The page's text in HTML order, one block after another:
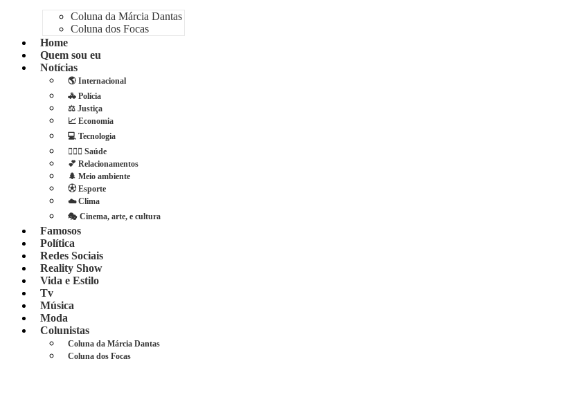
Coluna da Márcia Dantas
Coluna dos Focas
Home
Quem sou eu
Notícias
🌎 Internacional
🚓 Polícia
⚖️ Justiça
📈 Economia
💻 Tecnologia
👩🏻‍⚕️ Saúde
💕 Relacionamentos
🌲 Meio ambiente
⚽︎ Esporte
☁️ Clima
🎭 Cinema, arte, e cultura
Famosos
Política
Redes Sociais
Reality Show
Vida e Estilo
Tv
Música
Moda
Colunistas
Coluna da Márcia Dantas
Coluna dos Focas